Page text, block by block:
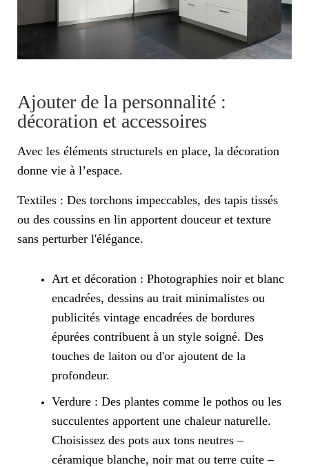
Ajouter de la personnalité :
décoration et accessoires
Avec les éléments structurels en place, la décoration
donne vie à l’espace.
Textiles : Des torchons impeccables, des tapis tissés
ou des coussins en lin apportent douceur et texture
sans perturber l'élégance.
Art et décoration : Photographies noir et blanc
encadrées, dessins au trait minimalistes ou
publicités vintage encadrées de bordures
épurées contribuent à un style soigné. Des
touches de laiton ou d'or ajoutent de la
profondeur.
Verdure : Des plantes comme le pothos ou les
succulentes apportent une chaleur naturelle.
Choisissez des pots aux tons neutres –
céramique blanche, noir mat ou terre cuite –